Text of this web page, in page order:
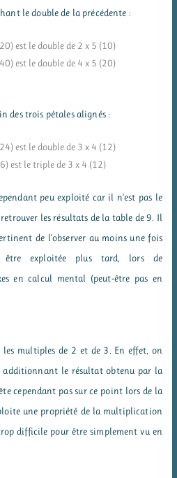
le double de la précédente :
est le double de 2 x 5 (10)
est le double de 4 x 5 (20)
des trois pétales alignés :
est le double de 3 x 4 (12)
est le triple de 3 x 4 (12)
peu exploité car il n’est pas le
retrouver les résultats de la table de 9. Il
de l’observer au moins une fois
exploitée plus tard, lors de
en calcul mental (peut-être pas en
multiples de 2 et de 3. En effet, on
le résultat obtenu par la
cependant pas sur ce point lors de la
une propriété de la multiplication
difficile pour être simplement vu en